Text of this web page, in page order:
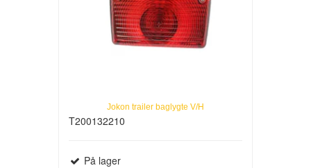
Jokon trailer baglygte V/H
T200132210
På lager